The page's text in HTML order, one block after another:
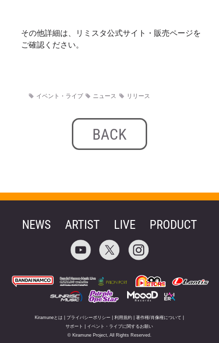
イベント・ライブ ニュース リリース
その他詳細は、リミスタ公式サイト・販売ページを
ご確認ください。
BACK
NEWS ARTIST LIVE PRODUCT
Kiramuneとは |プライバシーポリシー |利用規約 |著作権/肖像権について
サポート
イベント・ライブに関するお願い
© Kiramune Project, All Rights Reserved.